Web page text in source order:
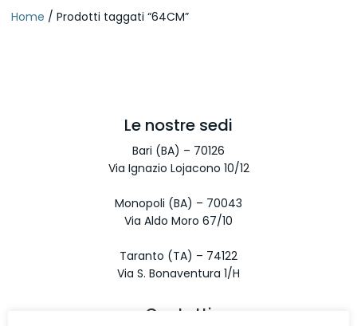
Home / Prodotti taggati “64CM”
Le nostre sedi
Bari (BA) – 70126
Via Ignazio Lojacono 10/12
Monopoli (BA) – 70043
Via Aldo Moro 67/10
Taranto (TA) – 74122
Via S. Bonaventura 1/H
Contatti